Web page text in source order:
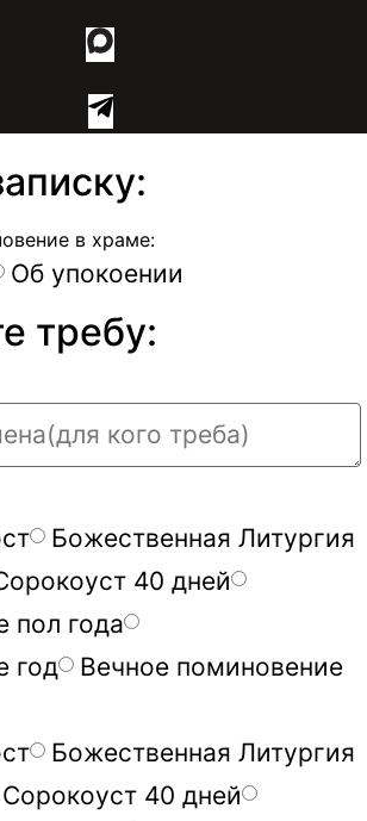
в храме:
Об упокоении
требу:
Божественная Литургия
40 дней
пол года
год
Вечное поминовение
Божественная Литургия
Сорокоуст 40 дней